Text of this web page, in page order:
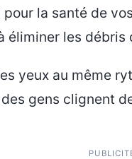
la santé de
éliminer les débris
yeux au même
gens clignent